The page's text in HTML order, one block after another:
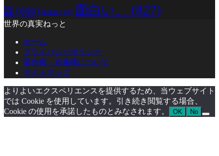
謀 (606) 陰謀論 (360) 面白い、 (827)
世界の真実ねっと
ホーム
プライバシーポリシー
著作権・肖像権について
サイトマップ
よりよいエクスペリエンスを提供するため、当ウェブサイト
では Cookie を使用しています。引き続き閲覧する場合、
Cookie の使用を承諾したものとみなされます。
OK No